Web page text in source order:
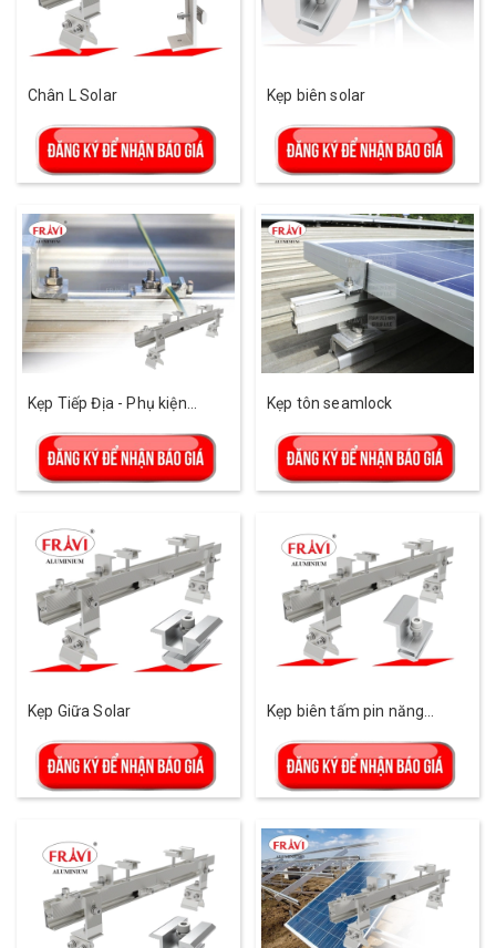
Chân L Solar Kẹp biên solar
Kẹp Tiếp Địa - Phụ kiện
Kẹp tôn seamlock
Kẹp Giữa Solar
Kẹp biên tấm pin năng